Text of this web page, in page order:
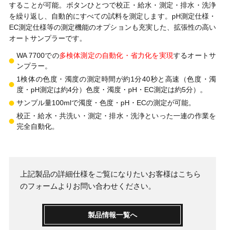
することが可能。ボタンひとつで校正・給水・測定・排水・洗浄
を繰り返し、自動的にすべての試料を測定します。pH測定仕様・
EC測定仕様等の測定機能のオプションも充実した、拡張性の高い
オートサンプラーです。
WA 7700での多検体測定の自動化・省力化を実現するオートサ
ンプラー。
1検体の色度・濁度の測定時間が約1分40秒と高速（色度・濁
度・pH測定は約4分）色度・濁度・pH・EC測定は約5分）。
サンプル量100mlで濁度・色度・pH・ECの測定が可能。
校正・給水・共洗い・測定・排水・洗浄といった一連の作業を
完全自動化。
上記製品の詳細仕様をご覧になりたいお客様はこちら
のフォームよりお問い合わせください。
製品情報一覧へ